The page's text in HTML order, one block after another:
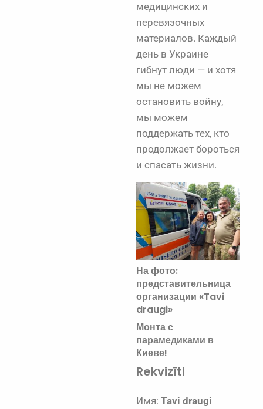
медицинских и
перевязочных
материалов. Каждый
день в Украине
гибнут люди — и хотя
мы не можем
остановить войну,
мы можем
поддержать тех, кто
продолжает бороться
и спасать жизни.
На фото:
представительница
организации «Tavi
draugi»
Монта с
парамедиками в
Киеве!
Rekvizīti
Имя: Tavi draugi